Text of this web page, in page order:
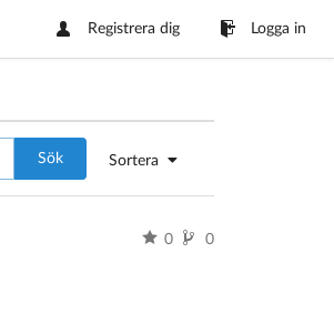
Registrera dig Logga in
Sortera
Sök
0 0